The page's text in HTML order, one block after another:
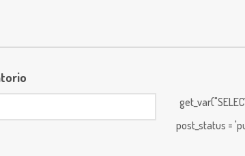
post_status =